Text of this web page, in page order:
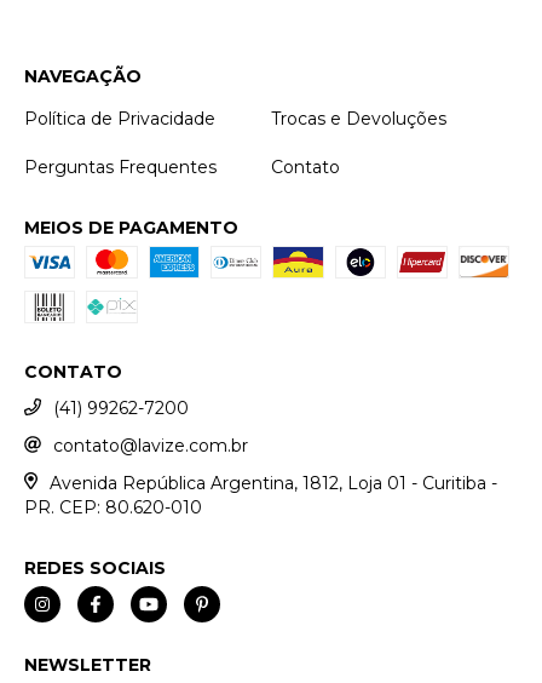
NAVEGAÇÃO
Política de Privacidade
Trocas e Devoluções
Perguntas Frequentes Contato
MEIOS DE PAGAMENTO
CONTATO
(41) 99262-7200
contato@lavize.com.br
Avenida República Argentina, 1812, Loja 01 - Curitiba -
PR. CEP: 80.620-010
REDES SOCIAIS
NEWSLETTER